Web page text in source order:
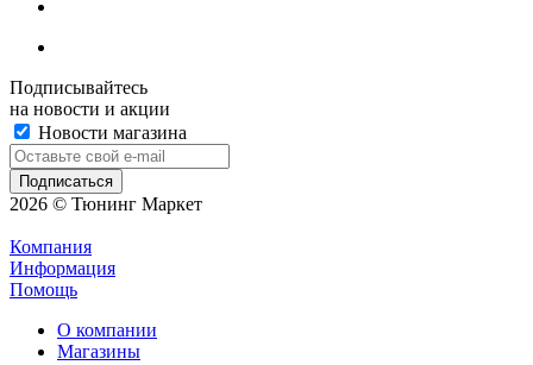
Подписывайтесь
на новости и акции
Новости магазина
2026 © Тюнинг Маркет
Компания
Информация
Помощь
О компании
Магазины